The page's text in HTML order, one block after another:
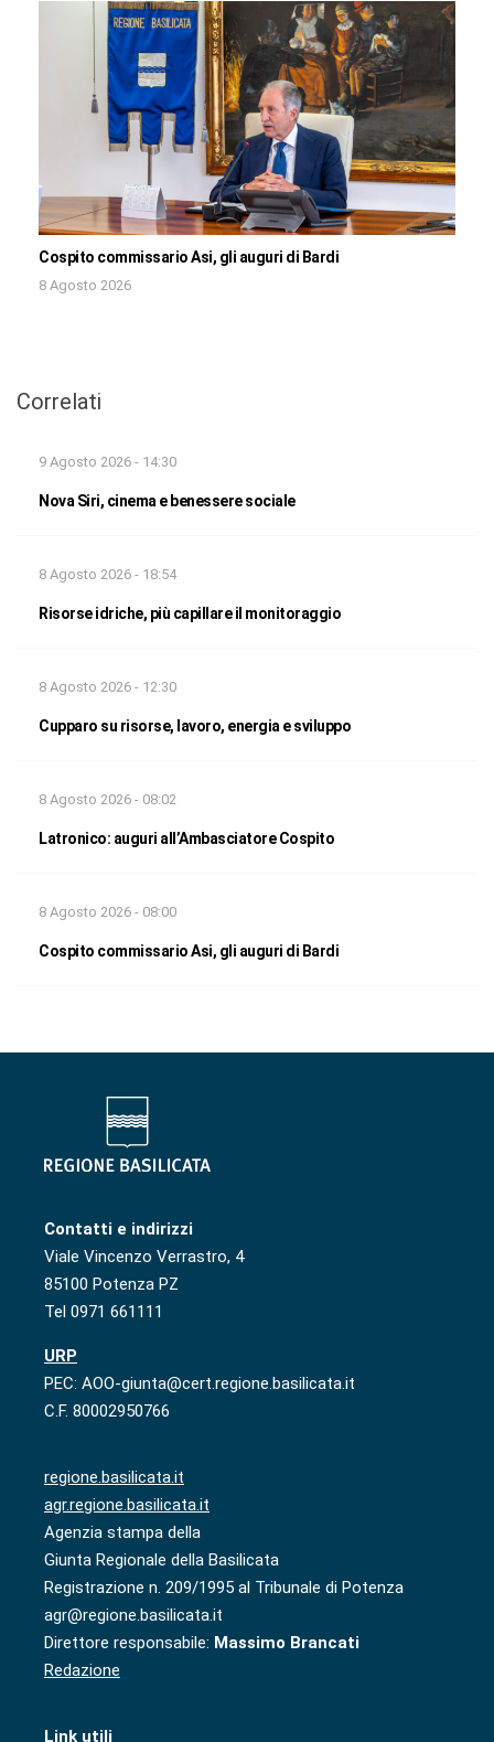
Cospito commissario Asi, gli auguri di Bardi
8 Agosto 2026
Correlati
9 Agosto 2026 - 14:30
Nova Siri, cinema e benessere sociale
8 Agosto 2026 - 18:54
Risorse idriche, più capillare il monitoraggio
8 Agosto 2026 - 12:30
Cupparo su risorse, lavoro, energia e sviluppo
8 Agosto 2026 - 08:02
Latronico: auguri all’Ambasciatore Cospito
8 Agosto 2026 - 08:00
Cospito commissario Asi, gli auguri di Bardi
Contatti e indirizzi
Viale Vincenzo Verrastro, 4
85100 Potenza PZ
Tel 0971 661111
URP
PEC: AOO-giunta@cert.regione.basilicata.it
C.F. 80002950766
regione.basilicata.it
agr.regione.basilicata.it
Agenzia stampa della
Giunta Regionale della Basilicata
Registrazione n. 209/1995 al Tribunale di Potenza
agr@regione.basilicata.it
Direttore responsabile: Massimo Brancati
Redazione
Link utili